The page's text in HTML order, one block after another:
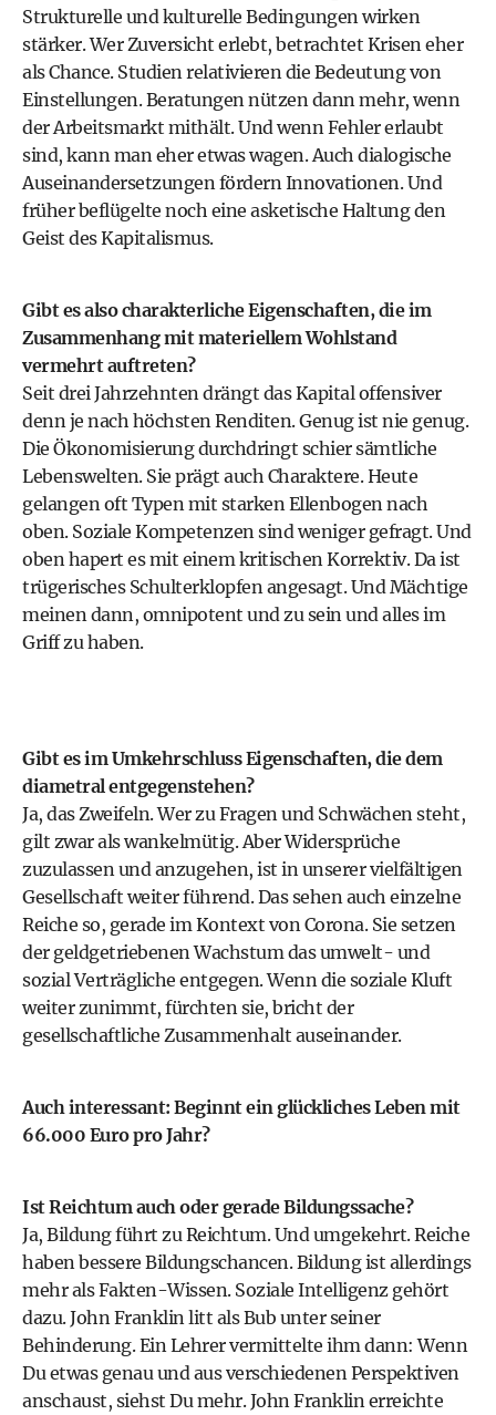
Strukturelle und kulturelle Bedingungen wirken
stärker. Wer Zuversicht erlebt, betrachtet Krisen eher
als Chance. Studien relativieren die Bedeutung von
Einstellungen. Beratungen nützen dann mehr, wenn
der Arbeitsmarkt mithält. Und wenn Fehler erlaubt
sind, kann man eher etwas wagen. Auch dialogische
Auseinandersetzungen fördern Innovationen. Und
früher beflügelte noch eine asketische Haltung den
Geist des Kapitalismus.
Gibt es also charakterliche Eigenschaften, die im
Zusammenhang mit materiellem Wohlstand
vermehrt auftreten?
Seit drei Jahrzehnten drängt das Kapital offensiver
denn je nach höchsten Renditen. Genug ist nie genug.
Die Ökonomisierung durchdringt schier sämtliche
Lebenswelten. Sie prägt auch Charaktere. Heute
gelangen oft Typen mit starken Ellenbogen nach
oben. Soziale Kompetenzen sind weniger gefragt. Und
oben hapert es mit einem kritischen Korrektiv. Da ist
trügerisches Schulterklopfen angesagt. Und Mächtige
meinen dann, omnipotent und zu sein und alles im
Griff zu haben.
Gibt es im Umkehrschluss Eigenschaften, die dem
diametral entgegenstehen?
Ja, das Zweifeln. Wer zu Fragen und Schwächen steht,
gilt zwar als wankelmütig. Aber Widersprüche
zuzulassen und anzugehen, ist in unserer vielfältigen
Gesellschaft weiter führend. Das sehen auch einzelne
Reiche so, gerade im Kontext von Corona. Sie setzen
der geldgetriebenen Wachstum das umwelt- und
sozial Verträgliche entgegen. Wenn die soziale Kluft
weiter zunimmt, fürchten sie, bricht der
gesellschaftliche Zusammenhalt auseinander.
Auch interessant: Beginnt ein glückliches Leben mit
66.000 Euro pro Jahr?
Ist Reichtum auch oder gerade Bildungssache?
Ja, Bildung führt zu Reichtum. Und umgekehrt. Reiche
haben bessere Bildungschancen. Bildung ist allerdings
mehr als Fakten-Wissen. Soziale Intelligenz gehört
dazu. John Franklin litt als Bub unter seiner
Behinderung. Ein Lehrer vermittelte ihm dann: Wenn
Du etwas genau und aus verschiedenen Perspektiven
anschaust, siehst Du mehr. John Franklin erreichte